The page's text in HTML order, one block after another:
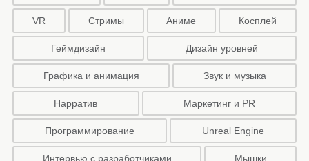
VR Стримы Аниме Косплей
Геймдизайн Дизайн уровней
Графика и анимация Звук и музыка
Нарратив Маркетинг и PR
Программирование Unreal Engine
Интервью с разработчиками Мышки